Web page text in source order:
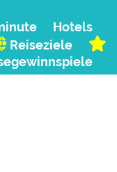
Hotels
Reiseziele